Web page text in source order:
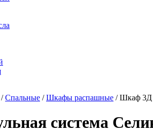
/Спальные /Шкафы распашные / Шкаф 3Д
система